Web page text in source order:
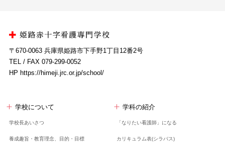
〒670-0063 兵庫県姫路市下手野1丁目12番2号
TEL / FAX 079-299-0052
HP https://himeji.jrc.or.jp/school/
学校について
学校長あいさつ
養成趣旨・教育理念、 目的・目標
学科の紹介
「なりたい看護師」になる
カリキュラム表(シラバス)